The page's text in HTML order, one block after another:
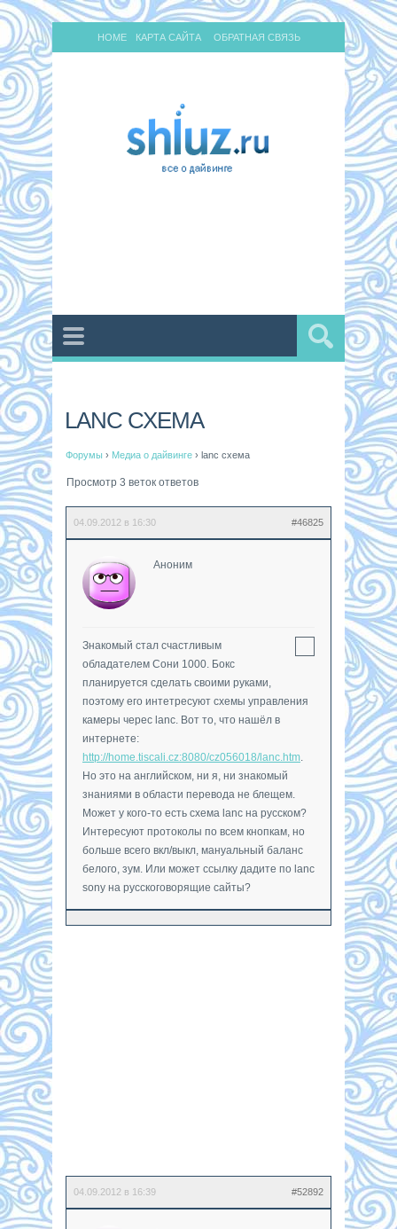
HOME КАРТА САЙТА ОБРАТНАЯ СВЯЗЬ
LANC СХЕМА
Форумы › Медиа о дайвинге › lanc схема
Просмотр 3 веток ответов
04.09.2012 в 16:30 #46825
Аноним
Знакомый стал счастливым
обладателем Сони 1000. Бокс
планируется сделать своими руками,
поэтому его интетресуют схемы управления
камеры черес lanc. Вот то, что нашёл в
интернете:
http://home.tiscali.cz:8080/cz056018/lanc.htm
Но это на английском, ни я, ни знакомый
знаниями в области перевода не блещем.
Может у кого-то есть схема lanc на русском?
Интересуют протоколы по всем кнопкам, но
больше всего вкл/выкл, мануальный баланс
белого, зум. Или может ссылку дадите по lanc
sony на русскоговорящие сайты?
04.09.2012 в 16:39 #52892